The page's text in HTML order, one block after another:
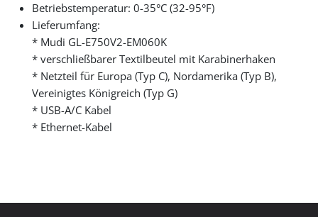
Betriebstemperatur: 0-35°C (32-95°F)
Lieferumfang:
* Mudi GL-E750V2-EM060K
* verschließbarer Textilbeutel mit Karabinerhaken
* Netzteil für Europa (Typ C), Nordamerika (Typ B),
Vereinigtes Königreich (Typ G)
* USB-A/C Kabel
* Ethernet-Kabel